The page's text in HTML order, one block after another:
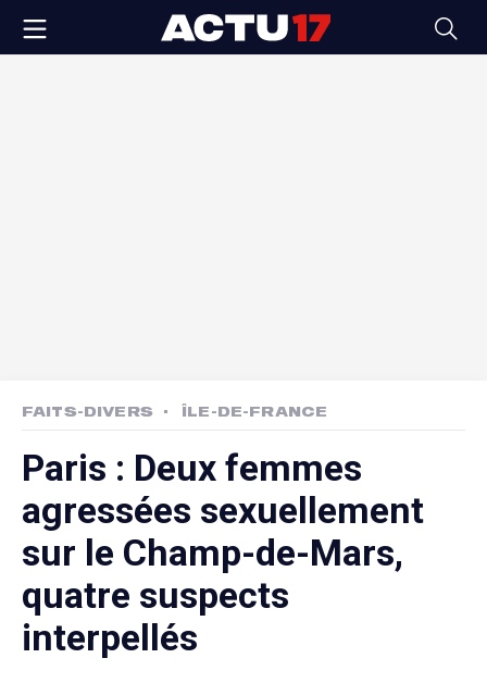
FAITS-DIVERS ÎLE-DE-FRANCE
Paris : Deux femmes
agressées sexuellement
sur le Champ-de-Mars,
quatre suspects
interpellés